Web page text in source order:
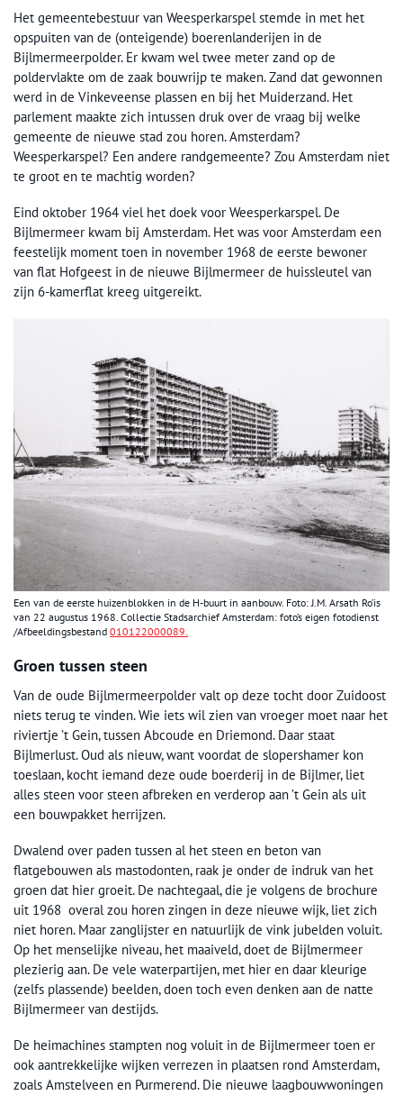
Het gemeentebestuur van Weesperkarspel stemde in met het
opspuiten van de (onteigende) boerenlanderijen in de
Bijlmermeerpolder. Er kwam wel twee meter zand op de
poldervlakte om de zaak bouwrijp te maken. Zand dat gewonnen
werd in de Vinkeveense plassen en bij het Muiderzand. Het
parlement maakte zich intussen druk over de vraag bij welke
gemeente de nieuwe stad zou horen. Amsterdam?
Weesperkarspel? Een andere randgemeente? Zou Amsterdam niet
te groot en te machtig worden?
Eind oktober 1964 viel het doek voor Weesperkarspel. De
Bijlmermeer kwam bij Amsterdam. Het was voor Amsterdam een
feestelijk moment toen in november 1968 de eerste bewoner
van flat Hofgeest in de nieuwe Bijlmermeer de huissleutel van
zijn 6-kamerflat kreeg uitgereikt.
Een van de eerste huizenblokken in de H-buurt in aanbouw. Foto: J.M. Arsath Ro’is
van 22 augustus 1968. Collectie Stadsarchief Amsterdam: foto’s eigen fotodienst
/Afbeeldingsbestand 010122000089.
Groen tussen steen
Van de oude Bijlmermeerpolder valt op deze tocht door Zuidoost
niets terug te vinden. Wie iets wil zien van vroeger moet naar het
riviertje ’t Gein, tussen Abcoude en Driemond. Daar staat
Bijlmerlust. Oud als nieuw, want voordat de slopershamer kon
toeslaan, kocht iemand deze oude boerderij in de Bijlmer, liet
alles steen voor steen afbreken en verderop aan ’t Gein als uit
een bouwpakket herrijzen.
Dwalend over paden tussen al het steen en beton van
flatgebouwen als mastodonten, raak je onder de indruk van het
groen dat hier groeit. De nachtegaal, die je volgens de brochure
uit 1968 overal zou horen zingen in deze nieuwe wijk, liet zich
niet horen. Maar zanglijster en natuurlijk de vink jubelden voluit.
Op het menselijke niveau, het maaiveld, doet de Bijlmermeer
plezierig aan. De vele waterpartijen, met hier en daar kleurige
(zelfs plassende) beelden, doen toch even denken aan de natte
Bijlmermeer van destijds.
De heimachines stampten nog voluit in de Bijlmermeer toen er
ook aantrekkelijke wijken verrezen in plaatsen rond Amsterdam,
zoals Amstelveen en Purmerend. Die nieuwe laagbouwwoningen